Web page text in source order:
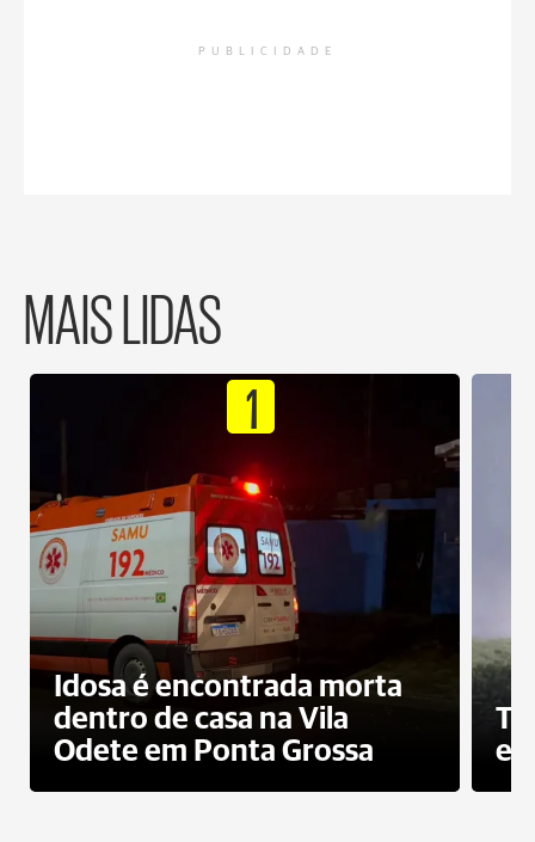
PUBLICIDADE
MAIS LIDAS
1
Idosa é encontrada morta
dentro de casa na Vila
Odete em Ponta Grossa
e